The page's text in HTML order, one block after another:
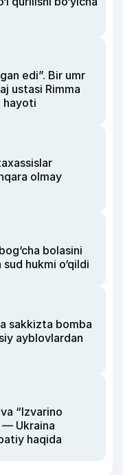
edi”. Bir umr
ustasi Rimma
hayoti
olmay
bolasini
hukmi o‘qildi
sakkizta bomba
ayblovlardan
“Izvarino
— Ukraina
haqida